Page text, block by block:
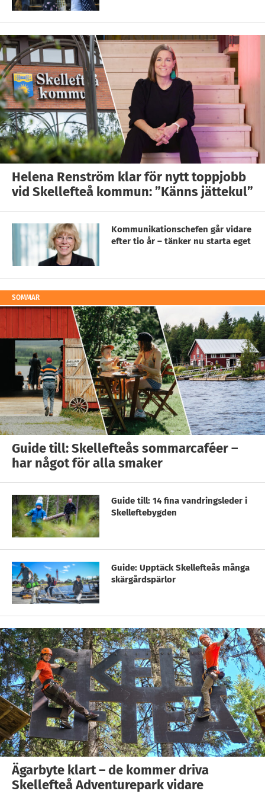
Helena Renström klar för nytt toppjobb
vid Skellefteå kommun: ”Känns jättekul”
Kommunikationschefen går vidare
efter tio år – tänker nu starta eget
SOMMAR
Guide till: Skellefteås sommarcaféer –
har något för alla smaker
Guide till: 14 fina vandringsleder i
Skelleftebygden
Guide: Upptäck Skellefteås många
skärgårdspärlor
Ägarbyte klart – de kommer driva
Skellefteå Adventurepark vidare